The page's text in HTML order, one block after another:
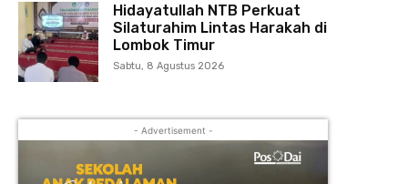
Hidayatullah NTB Perkuat
Silaturahim Lintas Harakah di
Lombok Timur
Sabtu, 8 Agustus 2026
- Advertisement -